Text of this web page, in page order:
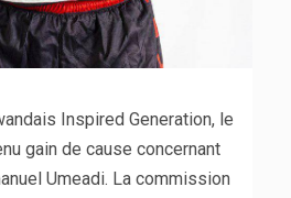
Inspired Generation, le
gain de cause concernant
Umeadi. La commission